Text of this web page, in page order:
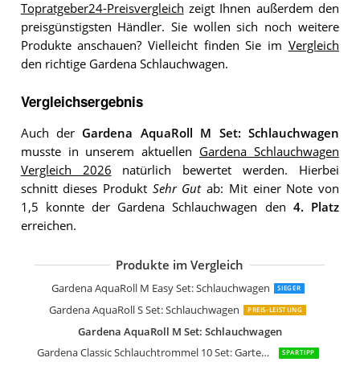
Topratgeber24-Preisvergleich zeigt Ihnen außerdem den
preisgünstigsten Händler. Sie wollen sich noch weitere
Produkte anschauen? Vielleicht finden Sie im Vergleich
den richtige Gardena Schlauchwagen.
Vergleichsergebnis
Auch der Gardena AquaRoll M Set: Schlauchwagen
musste in unserem aktuellen Gardena Schlauchwagen
Vergleich 2026 natürlich bewertet werden. Hierbei
schnitt dieses Produkt Sehr Gutab: Mit einer Note von
1,5 konnte der Gardena Schlauchwagen den 4. Platz
erreichen.
Produkte im Vergleich
Gardena AquaRoll M Easy Set: Schlauchwagen SIEGER
Gardena AquaRoll S Set: Schlauchwagen PREIS-LEISTUNG
Gardena AquaRoll M Set: Schlauchwagen
Gardena Classic Schlauchtrommel 10 Set: Gartenschlauchset
SPARTIPP
Gardena Schlauchwagen M/S Länge
Gardena Classic roll-fix Flachschlauch
Gardena CleverRoll M Easy:
Gardena Metall Schlauchwagen 100:
Gardena CleverRoll M Metall:
Gardena CleverRoll L Easy: